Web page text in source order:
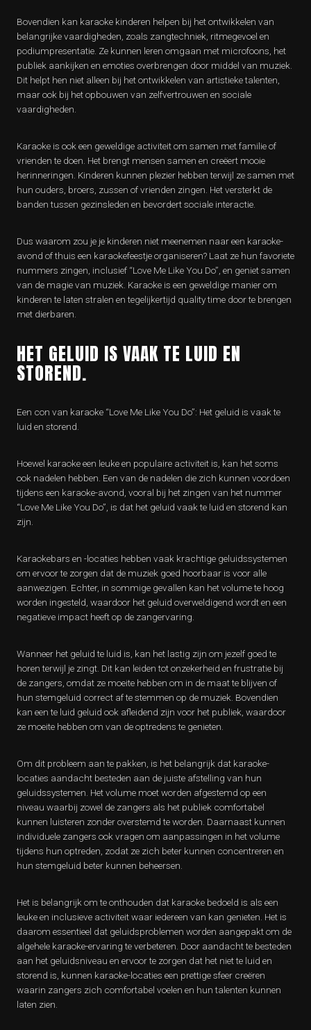
Bovendien kan karaoke kinderen helpen bij het ontwikkelen van
belangrijke vaardigheden, zoals zangtechniek, ritmegevoel en
podiumpresentatie. Ze kunnen leren omgaan met microfoons, het
publiek aankijken en emoties overbrengen door middel van muziek.
Dit helpt hen niet alleen bij het ontwikkelen van artistieke talenten,
maar ook bij het opbouwen van zelfvertrouwen en sociale
vaardigheden.
Karaoke is ook een geweldige activiteit om samen met familie of
vrienden te doen. Het brengt mensen samen en creëert mooie
herinneringen. Kinderen kunnen plezier hebben terwijl ze samen met
hun ouders, broers, zussen of vrienden zingen. Het versterkt de
banden tussen gezinsleden en bevordert sociale interactie.
Dus waarom zou je je kinderen niet meenemen naar een karaoke-
avond of thuis een karaokefeestje organiseren? Laat ze hun favoriete
nummers zingen, inclusief “Love Me Like You Do”, en geniet samen
van de magie van muziek. Karaoke is een geweldige manier om
kinderen te laten stralen en tegelijkertijd quality time door te brengen
met dierbaren.
HET GELUID IS VAAK TE LUID EN
STOREND.
Een con van karaoke “Love Me Like You Do”: Het geluid is vaak te
luid en storend.
Hoewel karaoke een leuke en populaire activiteit is, kan het soms
ook nadelen hebben. Een van de nadelen die zich kunnen voordoen
tijdens een karaoke-avond, vooral bij het zingen van het nummer
“Love Me Like You Do”, is dat het geluid vaak te luid en storend kan
zijn.
Karaokebars en -locaties hebben vaak krachtige geluidssystemen
om ervoor te zorgen dat de muziek goed hoorbaar is voor alle
aanwezigen. Echter, in sommige gevallen kan het volume te hoog
worden ingesteld, waardoor het geluid overweldigend wordt en een
negatieve impact heeft op de zangervaring.
Wanneer het geluid te luid is, kan het lastig zijn om jezelf goed te
horen terwijl je zingt. Dit kan leiden tot onzekerheid en frustratie bij
de zangers, omdat ze moeite hebben om in de maat te blijven of
hun stemgeluid correct af te stemmen op de muziek. Bovendien
kan een te luid geluid ook afleidend zijn voor het publiek, waardoor
ze moeite hebben om van de optredens te genieten.
Om dit probleem aan te pakken, is het belangrijk dat karaoke-
locaties aandacht besteden aan de juiste afstelling van hun
geluidssystemen. Het volume moet worden afgestemd op een
niveau waarbij zowel de zangers als het publiek comfortabel
kunnen luisteren zonder overstemd te worden. Daarnaast kunnen
individuele zangers ook vragen om aanpassingen in het volume
tijdens hun optreden, zodat ze zich beter kunnen concentreren en
hun stemgeluid beter kunnen beheersen.
Het is belangrijk om te onthouden dat karaoke bedoeld is als een
leuke en inclusieve activiteit waar iedereen van kan genieten. Het is
daarom essentieel dat geluidsproblemen worden aangepakt om de
algehele karaoke-ervaring te verbeteren. Door aandacht te besteden
aan het geluidsniveau en ervoor te zorgen dat het niet te luid en
storend is, kunnen karaoke-locaties een prettige sfeer creëren
waarin zangers zich comfortabel voelen en hun talenten kunnen
laten zien.